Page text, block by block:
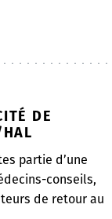
DE
partie d’une
conseils,
de retour au